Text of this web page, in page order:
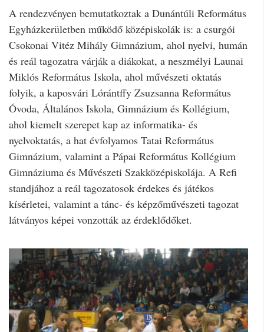
A rendezvényen bemutatkoztak a Dunántúli Református
Egyházkerületben működő középiskolák is: a csurgói
Csokonai Vitéz Mihály Gimnázium, ahol nyelvi, humán
és reál tagozatra várják a diákokat, a neszmélyi Launai
Miklós Református Iskola, ahol művészeti oktatás
folyik, a kaposvári Lórántffy Zsuzsanna Református
Óvoda, Általános Iskola, Gimnázium és Kollégium,
ahol kiemelt szerepet kap az informatika- és
nyelvoktatás, a hat évfolyamos Tatai Református
Gimnázium, valamint a Pápai Református Kollégium
Gimnáziuma és Művészeti Szakközépiskolája. A Refi
standjához a reál tagozatosok érdekes és játékos
kísérletei, valamint a tánc- és képzőművészeti tagozat
látványos képei vonzották az érdeklődőket.